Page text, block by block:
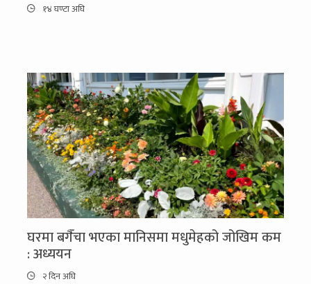
१४ घण्टा अघि
घरमा बगैँचा भएका मानिसमा मधुमेहको जोखिम कम
: अध्ययन
२ दिन अघि